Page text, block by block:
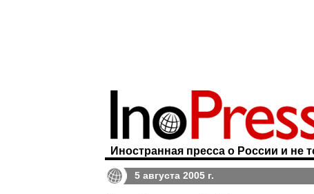
Иностранная пресса о России и не
5 августа 2005 г.